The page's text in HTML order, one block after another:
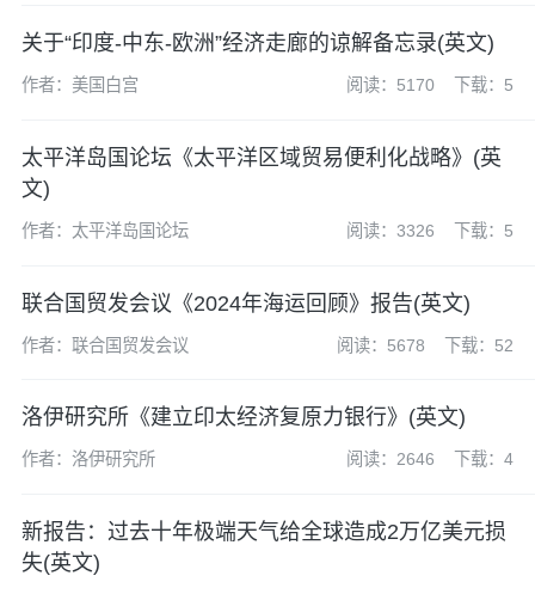
关于“印度-中东-欧洲”经济走廊的谅解备忘录(英文)
作者：美国白宫 阅读：5170 下载：5
太平洋岛国论坛《太平洋区域贸易便利化战略》(英
文)
作者：太平洋岛国论坛 阅读：3326 下载：5
联合国贸发会议《2024年海运回顾》报告(英文)
作者：联合国贸发会议 阅读：5678 下载：52
洛伊研究所《建立印太经济复原力银行》(英文)
作者：洛伊研究所 阅读：2646 下载：4
新报告：过去十年极端天气给全球造成2万亿美元损
失(英文)